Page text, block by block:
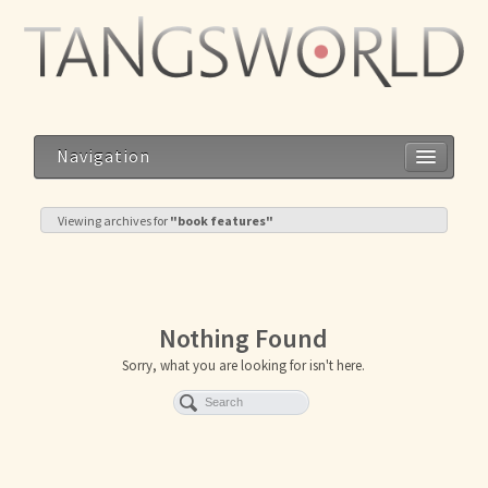
Navigation
Viewing archives for "book features"
Nothing Found
Sorry, what you are looking for isn't here.